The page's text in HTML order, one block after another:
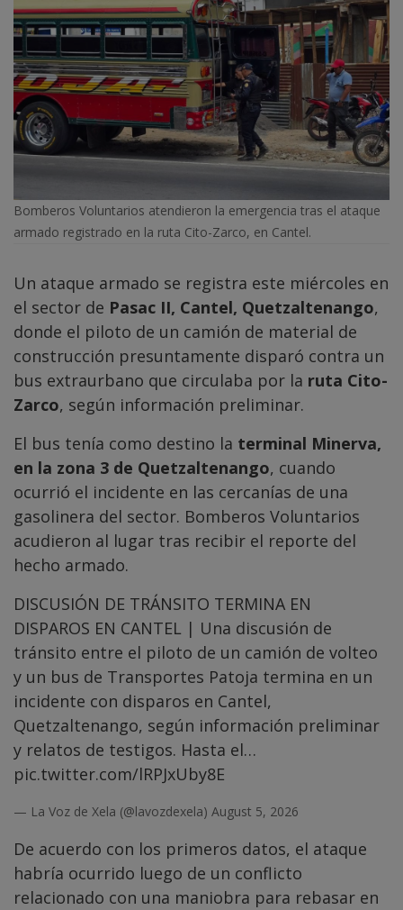
Bomberos Voluntarios atendieron la emergencia tras el ataque
armado registrado en la ruta Cito-Zarco, en Cantel.
Un ataque armado se registra este miércoles en
el sector de Pasac II, Cantel, Quetzaltenango,
donde el piloto de un camión de material de
construcción presuntamente disparó contra un
bus extraurbano que circulaba por la ruta Cito-
Zarco, según información preliminar.
El bus tenía como destino la terminal Minerva,
en la zona 3 de Quetzaltenango, cuando
ocurrió el incidente en las cercanías de una
gasolinera del sector. Bomberos Voluntarios
acudieron al lugar tras recibir el reporte del
hecho armado.
DISCUSIÓN DE TRÁNSITO TERMINA EN
DISPAROS EN CANTEL | Una discusión de
tránsito entre el piloto de un camión de volteo
y un bus de Transportes Patoja termina en un
incidente con disparos en Cantel,
Quetzaltenango, según información preliminar
y relatos de testigos. Hasta el…
pic.twitter.com/lRPJxUby8E
— La Voz de Xela (@lavozdexela) August 5, 2026
De acuerdo con los primeros datos, el ataque
habría ocurrido luego de un conflicto
relacionado con una maniobra para rebasar en